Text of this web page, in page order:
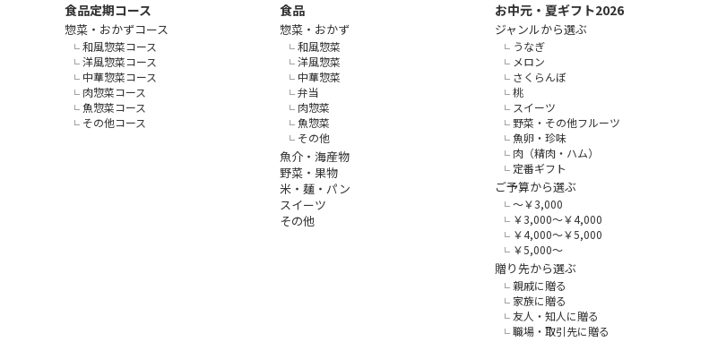
食品定期コース
惣菜・おかずコース
和風惣菜コース
洋風惣菜コース
中華惣菜コース
肉惣菜コース
魚惣菜コース
その他コース
食品
惣菜・おかず
和風惣菜
洋風惣菜
中華惣菜
弁当
肉惣菜
魚惣菜
その他
魚介・海産物
野菜・果物
米・麺・パン
スイーツ
その他
お中元・夏ギフト2026
ジャンルから選ぶ
うなぎ
メロン
さくらんぼ
桃
スイーツ
野菜・その他フルーツ
魚卵・珍味
肉（精肉・ハム）
定番ギフト
ご予算から選ぶ
～￥3,000
￥3,000～￥4,000
￥4,000～￥5,000
￥5,000～
贈り先から選ぶ
親戚に贈る
家族に贈る
友人・知人に贈る
職場・取引先に贈る